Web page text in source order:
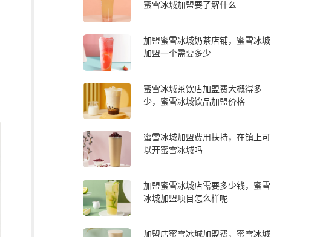
蜜雪冰城加盟要了解什么
加盟蜜雪冰城奶茶店铺，蜜雪冰城
加盟一个需要多少
蜜雪冰城茶饮店加盟费大概得多
少，蜜雪冰城饮品加盟价格
蜜雪冰城加盟费用扶持，在镇上可
以开蜜雪冰城吗
加盟蜜雪冰城店需要多少钱，蜜雪
冰城加盟项目怎么样呢
加盟店蜜雪冰城加盟费，蜜雪冰城